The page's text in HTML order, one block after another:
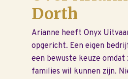
Dorth
Arianne heeft Onyx
opgericht. Een eigen
een bewuste keuze
families wil kunnen zijn.